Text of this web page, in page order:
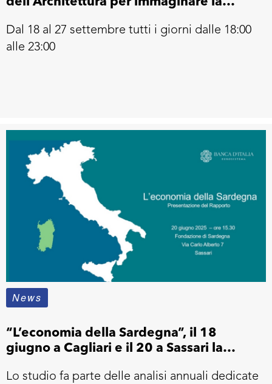
Dal 18 al 27 settembre tutti i giorni dalle 18:00
alle 23:00
News
“L’economia della Sardegna”, il 18
giugno a Cagliari e il 20 a Sassari la
Banca d’Italia
Lo studio fa parte delle analisi annuali dedicate